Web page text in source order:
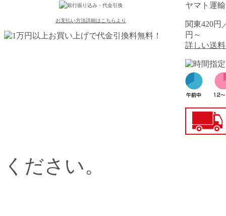
お支払い方法詳細はこちらより
ヤマト運
関東420円
円～
詳しい送
ください。